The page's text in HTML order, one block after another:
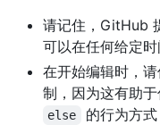
请记住，GitHub
可以在任何给定
在开始编辑时，
制，因为这有助
else
的行为方